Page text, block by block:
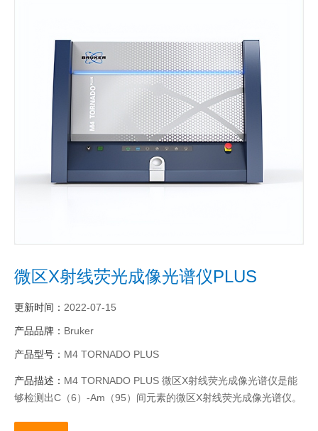
微区X射线荧光成像光谱仪PLUS
更新时间： 2022-07-15
产品品牌： Bruker
产品型号： M4 TORNADO PLUS
产品描述： M4 TORNADO PLUS 微区X射线荧光成像光谱仪是能
够检测出C（6）-Am（95）间元素的微区X射线荧光成像光谱仪。